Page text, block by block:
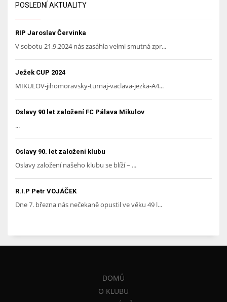
POSLEDNÍ AKTUALITY
RIP Jaroslav Červinka
V sobotu 21.9.2024 nás zasáhla velmi smutná zpr...
Ježek CUP 2024
MIKULOV-jihomoravsky-turnaj-vaclava-jezka-A4...
Oslavy 90 let založení FC Pálava Mikulov
...
Oslavy 90. let založení klubu
Oslavy založení našeho klubu se blíží – ...
R.I.P Petr VOJÁČEK
Dne 7. března nás nečekaně opustil ve věku 49 l...
DOMŮ
O KLUBU